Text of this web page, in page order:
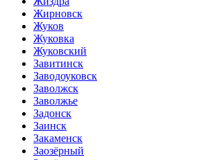
Жирновск
Жуков
Жуковка
Жуковский
Завитинск
Заводоуковск
Заволжск
Заволжье
Задонск
Заинск
Закаменск
Заозёрный